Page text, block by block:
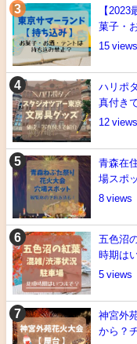
【
菓子・
15
ハリポ
真付き
12
青森在
場スポ
8
五色沼
時期は
5
神宮外
から？